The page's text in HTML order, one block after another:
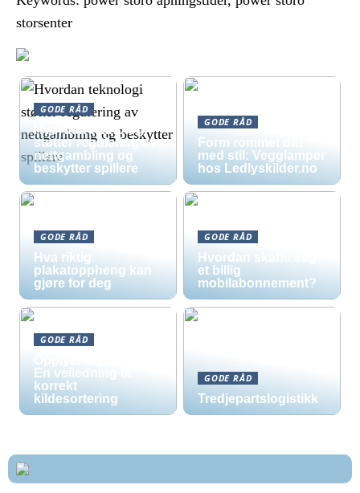
storsenter
GODE RÅD
Hvordan teknologi
støtter regulering av
nettgambling og
beskytter spillere
GODE RÅD
Form rommet ditt
med stil: Vegglamper
hos Ledlyskilder.no
GODE RÅD
Hva riktig
plakatoppheng kan
gjøre for deg
GODE RÅD
Hvordan skaffe seg
et billig
mobilabonnement?
GODE RÅD
En veiledning til
korrekt
kildesortering
GODE RÅD
Tredjepartslogistikk